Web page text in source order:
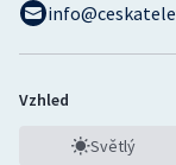
Vzhled
Světlý